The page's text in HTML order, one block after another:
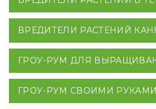
ВРЕДИТЕЛИ РАСТЕНИЙ
ГРОУ-РУМ ДЛЯ
ГРОУ-РУМ СВОИМИ РУКАМИ